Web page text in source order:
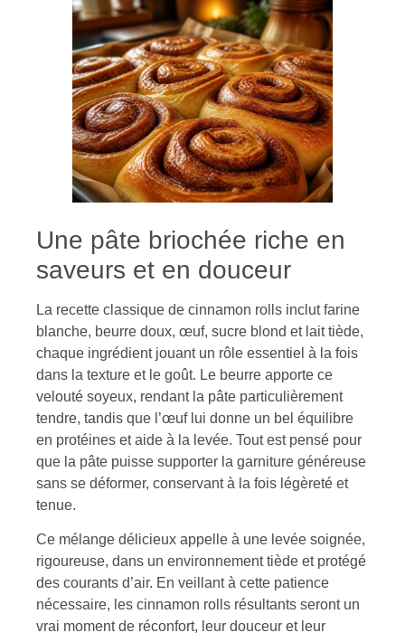
Une pâte briochée riche en
saveurs et en douceur
La recette classique de cinnamon rolls inclut farine
blanche, beurre doux, œuf, sucre blond et lait tiède,
chaque ingrédient jouant un rôle essentiel à la fois
dans la texture et le goût. Le beurre apporte ce
velouté soyeux, rendant la pâte particulièrement
tendre, tandis que l’œuf lui donne un bel équilibre
en protéines et aide à la levée. Tout est pensé pour
que la pâte puisse supporter la garniture généreuse
sans se déformer, conservant à la fois légèreté et
tenue.
Ce mélange délicieux appelle à une levée soignée,
rigoureuse, dans un environnement tiède et protégé
des courants d’air. En veillant à cette patience
nécessaire, les cinnamon rolls résultants seront un
vrai moment de réconfort, leur douceur et leur